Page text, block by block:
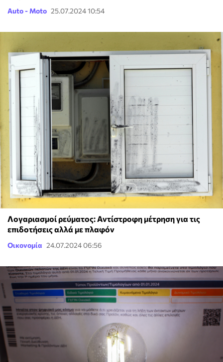
Auto - Moto 25.07.2024 10:54
Λογαριασμοί ρεύματος: Αντίστροφη μέτρηση για τις
επιδοτήσεις αλλά με πλαφόν
Οικονομία 24.07.2024 06:56